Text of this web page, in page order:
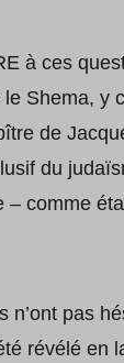
à ces
Shema, y
de
du
– comme
n’ont pas
révélé en